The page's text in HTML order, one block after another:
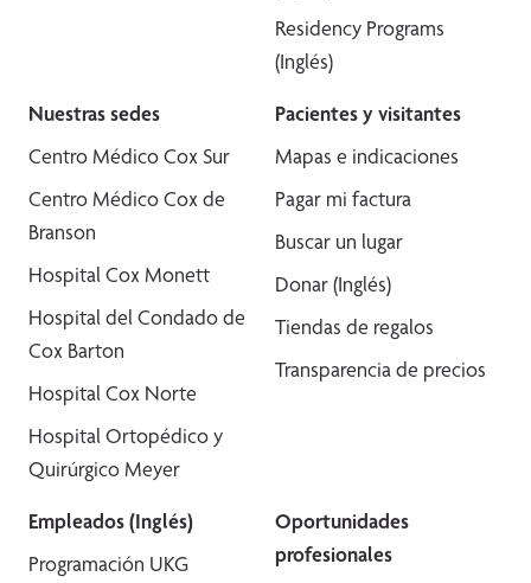
Residency Programs
(Inglés)
Nuestras sedes
Centro Médico Cox Sur
Centro Médico Cox de
Branson
Hospital Cox Monett
Hospital del Condado de
Cox Barton
Hospital Cox Norte
Hospital Ortopédico y
Quirúrgico Meyer
Pacientes y visitantes
Mapas e indicaciones
Pagar mi factura
Buscar un lugar
Donar (Inglés)
Tiendas de regalos
Transparencia de precios
Empleados (Inglés)
Programación UKG
Oportunidades
profesionales